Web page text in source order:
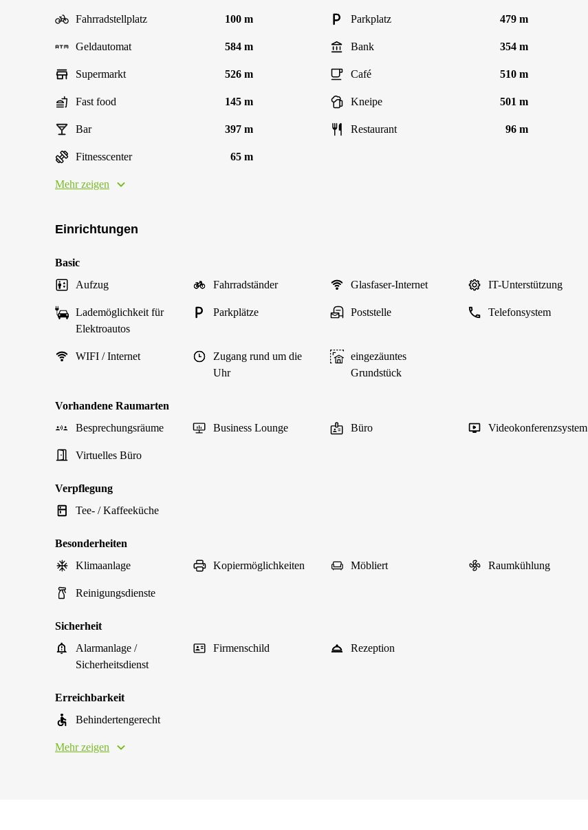
Fahrradstellplatz 100 m Parkplatz 479 m
Geldautomat 584 m Bank 354 m
Supermarkt 526 m Café 510 m
Fast food 145 m Kneipe 501 m
Bar 397 m Restaurant 96 m
Fitnesscenter 65 m
Mehr zeigen
Einrichtungen
Basic
Aufzug
Fahrradständer Glasfaser-Internet IT-Unterstützung
Lademöglichkeit für
Elektroautos
Parkplätze Poststelle Telefonsystem
WIFI / Internet
Zugang rund um die
Uhr
eingezäuntes
Grundstück
Vorhandene Raumarten
Besprechungsräume
Business Lounge Büro Videokonferenzsystem
Virtuelles Büro
Verpflegung
Tee- / Kaffeeküche
Besonderheiten
Klimaanlage
Kopiermöglichkeiten Möbliert Raumkühlung
Reinigungsdienste
Sicherheit
Alarmanlage /
Sicherheitsdienst
Firmenschild Rezeption
Erreichbarkeit
Behindertengerecht
Mehr zeigen